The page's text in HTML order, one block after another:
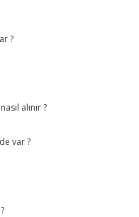
?
alınır ?
var ?